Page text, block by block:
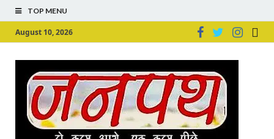
TOP MENU
August 10, 2026